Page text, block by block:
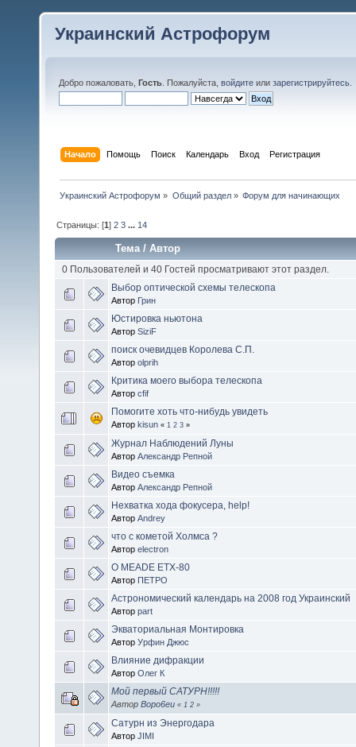
Украинский Астрофорум
Добро пожаловать, Гость . Пожалуйста, войдите или зарегистрируйтесь
Начало Помощь Поиск Календарь Вход Регистрация
Украинский Астрофорум » Общий раздел» Форум для начинающих
Страницы: [1]2 3 ... 14
Тема/Автор
0 Пользователей и 40 Гостей просматривают этот раздел.
Выбор оптической схемы телескопа
Автор Грин
Юстировка ньютона
Автор SiziF
поиск очевидцев Королева С.П.
Автор olprih
Критика моего выбора телескопа
Автор cfif
Помогите хоть что-нибудь увидеть
Автор kisun « 1 2 3 »
Журнал Наблюдений Луны
Автор Александр Репной
Видео съемка
Автор Александр Репной
Нехватка хода фокусера, help!
Автор Andrey
что с кометой Холмса ?
Автор electron
О MEADE ETX-80
Автор ПЕТРО
Астрономический календарь на 2008 год Украинский
Автор part
Экваториальная Монтировка
Автор Урфин Джюс
Влияние дифракции
Автор Олег К
Мой первый САТУРН!!!!!
Автор Bopo6eu « 1 2 »
Сатурн из Энергодара
Автор JIMI